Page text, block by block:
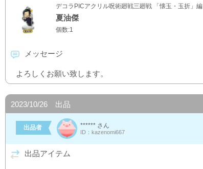
デコラPICアクリル呪術廻戦三廻戦 「懐玉・玉折」編
夏油傑
個数:1
メッセージ
よろしくお願い致します。
2023/10/26 出品
出品者 ****** さん
ID：kazenomi667
出品アイテム